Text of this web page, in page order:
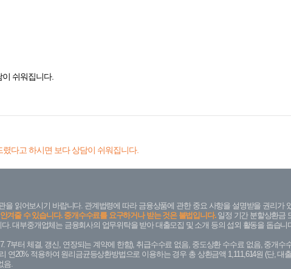
쉬워집니다.
다고 하시면 보다 상담이 쉬워집니다.
읽어보시기 바랍니다. 관계법령에 따라 금융상품에 관한 중요 사항을 설명받을 권리가
겨줄 수 있습니다. 중개수수료를 요구하거나 받는 것은 불법입니다.일정 기간 분할상환금
. 대부중개업체는 금융회사의 업무위탁을 받아 대출모집 및 소개 등의 섭외 활동을 돕습
7부터 체결, 갱신, 연장되는 계약에 한함), 취급수수료 없음, 중도상환 수수료 없음, 중개
연20% 적용하여 원리금균등상환방법으로 이용하는 경우 총 상환금액 1,111,614원 (단,
음.